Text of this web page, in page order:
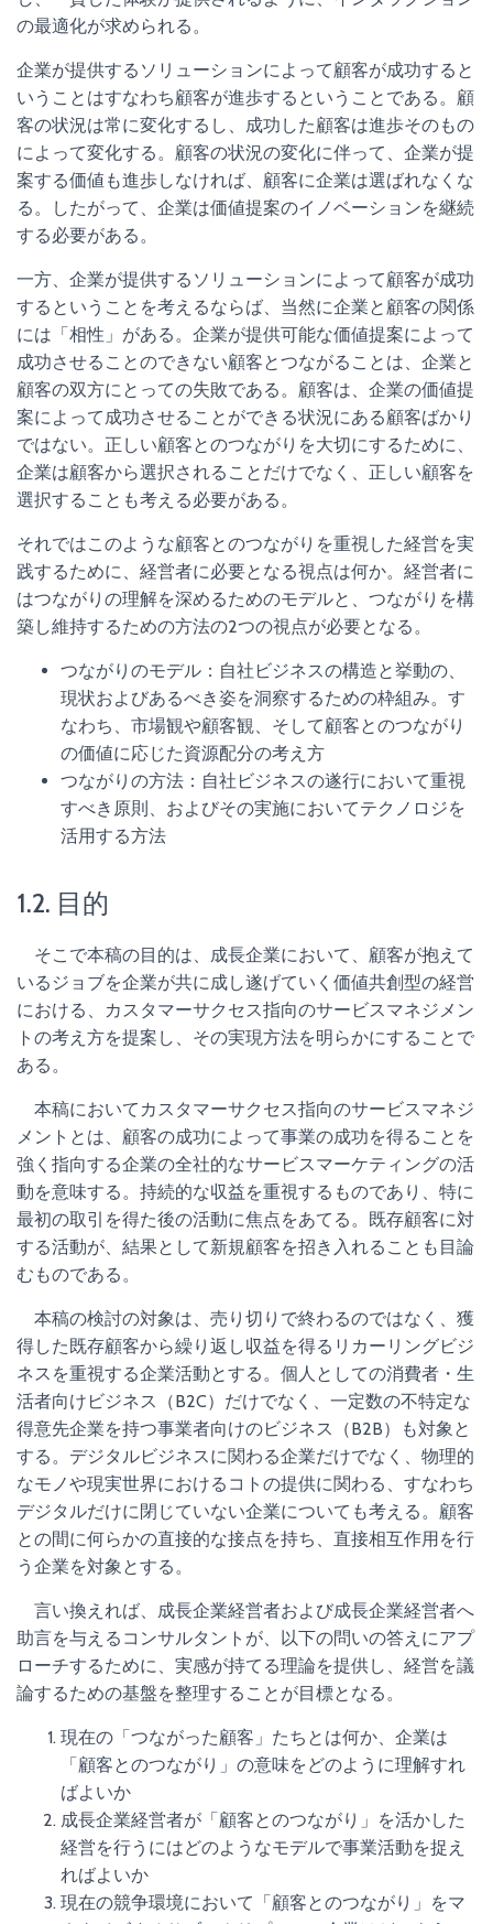
の最適化が求められる。
企業が提供するソリューションによって顧客が成功すると
いうことはすなわち顧客が進歩するということである。顧
客の状況は常に変化するし、成功した顧客は進歩そのもの
によって変化する。顧客の状況の変化に伴って、企業が提
案する価値も進歩しなければ、顧客に企業は選ばれなくな
る。したがって、企業は価値提案のイノベーションを継続
する必要がある。
一方、企業が提供するソリューションによって顧客が成功
するということを考えるならば、当然に企業と顧客の関係
には「相性」がある。企業が提供可能な価値提案によって
成功させることのできない顧客とつながることは、企業と
顧客の双方にとっての失敗である。顧客は、企業の価値提
案によって成功させることができる状況にある顧客ばかり
ではない。正しい顧客とのつながりを大切にするために、
企業は顧客から選択されることだけでなく、正しい顧客を
選択することも考える必要がある。
それではこのような顧客とのつながりを重視した経営を実
践するために、経営者に必要となる視点は何か。経営者に
はつながりの理解を深めるためのモデルと、つながりを構
築し維持するための方法の2つの視点が必要となる。
つながりのモデル：自社ビジネスの構造と挙動の、
現状およびあるべき姿を洞察するための枠組み。す
なわち、市場観や顧客観、そして顧客とのつながり
の価値に応じた資源配分の考え方
つながりの方法：自社ビジネスの遂行において重視
すべき原則、およびその実施においてテクノロジを
活用する方法
1.2. 目的
そこで本稿の目的は、成長企業において、顧客が抱えて
いるジョブを企業が共に成し遂げていく価値共創型の経営
における、カスタマーサクセス指向のサービスマネジメン
トの考え方を提案し、その実現方法を明らかにすることで
ある。
本稿においてカスタマーサクセス指向のサービスマネジ
メントとは、顧客の成功によって事業の成功を得ることを
強く指向する企業の全社的なサービスマーケティングの活
動を意味する。持続的な収益を重視するものであり、特に
最初の取引を得た後の活動に焦点をあてる。既存顧客に対
する活動が、結果として新規顧客を招き入れることも目論
むものである。
本稿の検討の対象は、売り切りで終わるのではなく、獲
得した既存顧客から繰り返し収益を得るリカーリングビジ
ネスを重視する企業活動とする。個人としての消費者・生
活者向けビジネス（B2C）だけでなく、一定数の不特定な
得意先企業を持つ事業者向けのビジネス（B2B）も対象と
する。デジタルビジネスに関わる企業だけでなく、物理的
なモノや現実世界におけるコトの提供に関わる、すなわち
デジタルだけに閉じていない企業についても考える。顧客
との間に何らかの直接的な接点を持ち、直接相互作用を行
う企業を対象とする。
言い換えれば、成長企業経営者および成長企業経営者へ
助言を与えるコンサルタントが、以下の問いの答えにアプ
ローチするために、実感が持てる理論を提供し、経営を議
論するための基盤を整理することが目標となる。
現在の「つながった顧客」たちとは何か、企業は
「顧客とのつながり」の意味をどのように理解すれ
ばよいか
成長企業経営者が「顧客とのつながり」を活かした
経営を行うにはどのようなモデルで事業活動を捉え
ればよいか
現在の競争環境において「顧客とのつながり」をマ